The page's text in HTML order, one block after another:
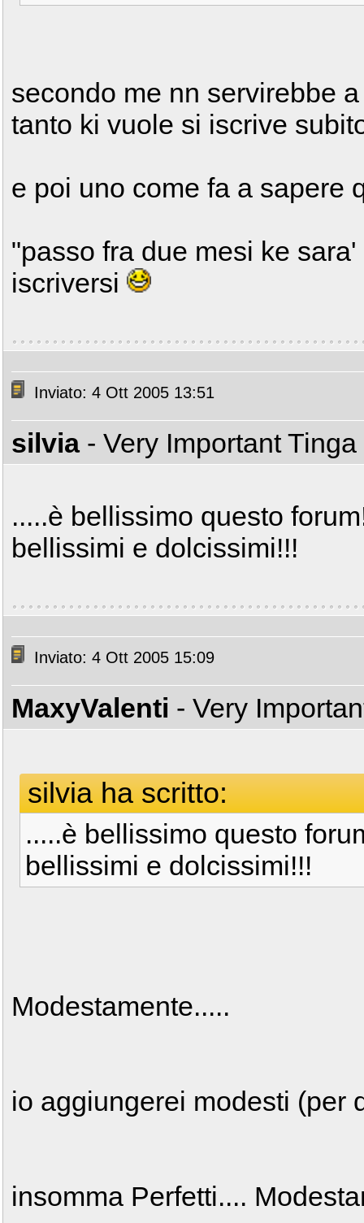
secondo me nn servirebbe
tanto ki vuole si iscrive
e poi uno come fa a sapere
"passo fra due mesi ke
iscriversi
Inviato: 4 Ott 2005 13:51
silvia - Very Important Tinga
.....è bellissimo questo
bellissimi e dolcissimi!!!
Inviato: 4 Ott 2005 15:09
MaxyValenti - Very
silvia ha scritto:
.....è bellissimo questo
bellissimi e dolcissimi!!!
Modestamente.....
io aggiungerei modesti (per
insomma Perfetti....